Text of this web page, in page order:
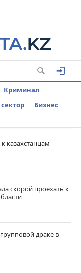
Криминал
Бизнес
казахстанцам
скорой проехать к
драке в